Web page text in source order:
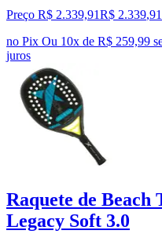
Preço R$ 2.339,91R$ 2.339,91
no Pix Ou 10x de R$ 259,99
juros
Raquete de Beach
Legacy Soft 3.0